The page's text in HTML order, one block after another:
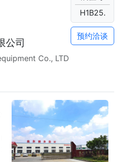
公司
Co., LTD
H1B25.
预约洽谈